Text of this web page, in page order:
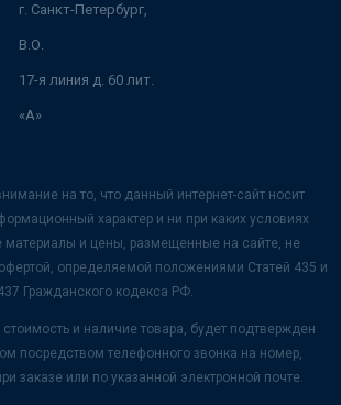
г. Санкт-Петербург,
В.О.
17-я линия д. 60 лит.
«А»
на то, что данный интернет-сайт носит
характер и ни при каких условиях
и цены, размещенные на сайте, не
определяемой положениями Статей 435 и
Гражданского кодекса РФ.
и наличие товара, будет подтвержден
посредством телефонного звонка на номер,
заказе или по указанной электронной почте.